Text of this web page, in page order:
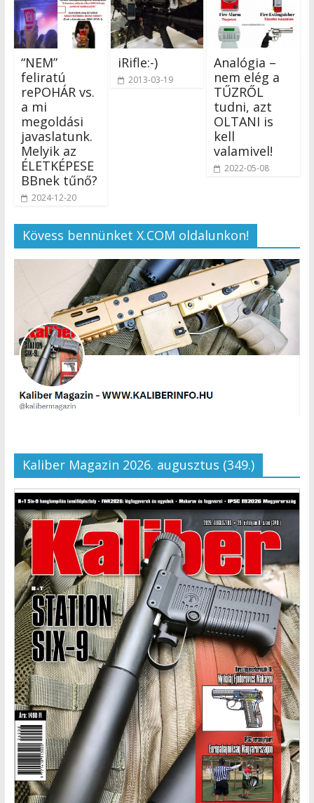
“NEM”
feliratú
rePOHÁR vs.
a mi
megoldási
javaslatunk.
Melyik az
ÉLETKÉPESE
BBnek tűnő?
2024-12-20
iRifle:-)
2013-03-19
Analógia –
nem elég a
TŰZRŐL
tudni, azt
OLTANI is
kell
valamivel!
2022-05-08
Kövess bennünket X.COM oldalunkon!
Kaliber Magazin 2026. augusztus (349.)